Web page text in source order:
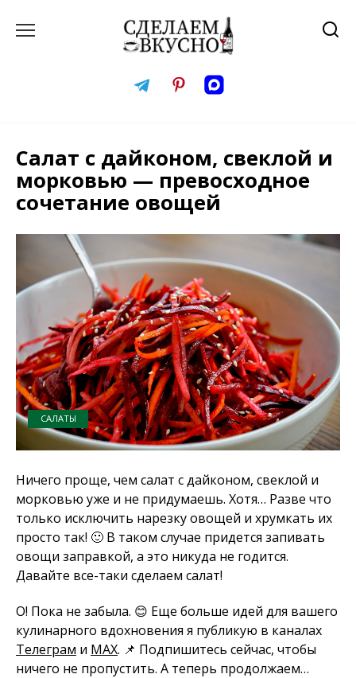
Салат с дайконом, свеклой и
морковью — превосходное
сочетание овощей
САЛАТЫ
Ничего проще, чем салат с дайконом, свеклой и
морковью уже и не придумаешь. Хотя… Разве что
только исключить нарезку овощей и хрумкать их
просто так! 🙂 В таком случае придется запивать
овощи заправкой, а это никуда не годится.
Давайте все-таки сделаем салат!
О! Пока не забыла. 😊 Еще больше идей для вашего
кулинарного вдохновения я публикую в каналах
Телеграм и MAX. 📌 Подпишитесь сейчас, чтобы
ничего не пропустить. А теперь продолжаем…